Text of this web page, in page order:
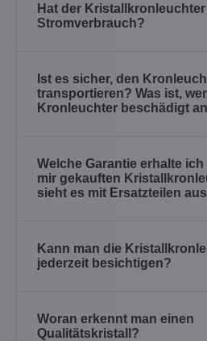
Hat der
Stromverbrauch?
Ist es sicher, den
transportieren? Was ist,
Kronleuchter beschädigt
Welche Garantie erhalte
mir gekauften
sieht es mit Ersatzteilen
Kann man die
jederzeit besichtigen?
Woran erkennt man einen
Qualitätskristall?